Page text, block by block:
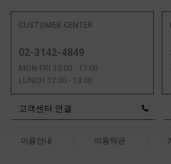
CUSTOMER CENTER
02-3142-4849
MON-FRI 10:00 - 17:00
LUNCH 12:00 - 13:00
고객센터 연결
이용안내 이용약관